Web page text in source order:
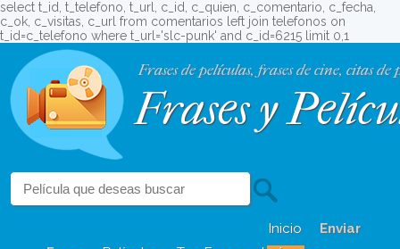
select t_id, t_telefono, t_url, c_id, c_quien, c_comentario, c_fecha,
c_ok, c_visitas, c_url from comentarios left join telefonos on
t_id=c_telefono where t_url='slc-punk' and c_id=6215 limit 0,1
Frases de películas, frases de cine, citas de
Frases y
Inicio
Enviar